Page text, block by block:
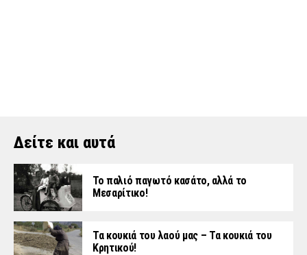
Δείτε και αυτά
Το παλιό παγωτό κασάτο, αλλά το
Μεσαρίτικο!
Τα κουκιά του λαού μας – Τα κουκιά του
Κρητικού!